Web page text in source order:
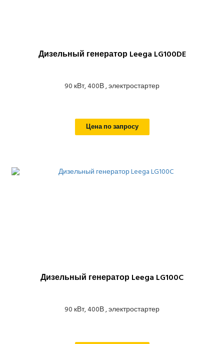
Дизельный генератор Leega LG100DE
90 кВт, 400В , электростартер
Цена по запросу
Дизельный генератор Leega LG100C
90 кВт, 400В , электростартер